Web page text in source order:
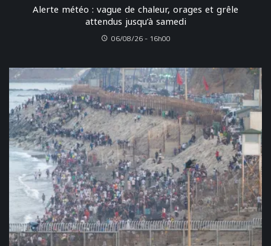
Alerte météo : vague de chaleur, orages et grêle
attendus jusqu’à samedi
06/08/26 - 16h00